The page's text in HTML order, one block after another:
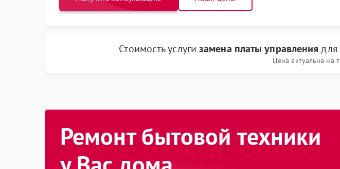
Стоимость услугизамена платы управления для
Цена актуальна на
Ремонт бытовой техники